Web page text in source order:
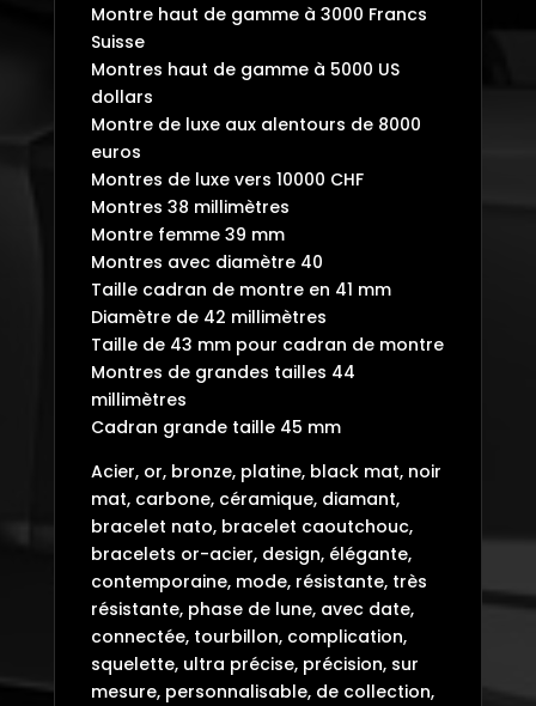
Montre haut de gamme à 3000 Francs
Suisse
Montres haut de gamme à 5000 US
dollars
Montre de luxe aux alentours de 8000
euros
Montres de luxe vers 10000 CHF
Montres 38 millimètres
Montre femme 39 mm
Montres avec diamètre 40
Taille cadran de montre en 41 mm
Diamètre de 42 millimètres
Taille de 43 mm pour cadran de montre
Montres de grandes tailles 44
millimètres
Cadran grande taille 45 mm
Acier, or, bronze, platine, black mat, noir
mat, carbone, céramique, diamant,
bracelet nato, bracelet caoutchouc,
bracelets or-acier, design, élégante,
contemporaine, mode, résistante, très
résistante, phase de lune, avec date,
connectée, tourbillon, complication,
squelette, ultra précise, précision, sur
mesure, personnalisable, de collection,